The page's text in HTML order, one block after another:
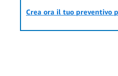
Crea ora il tuo preventivo